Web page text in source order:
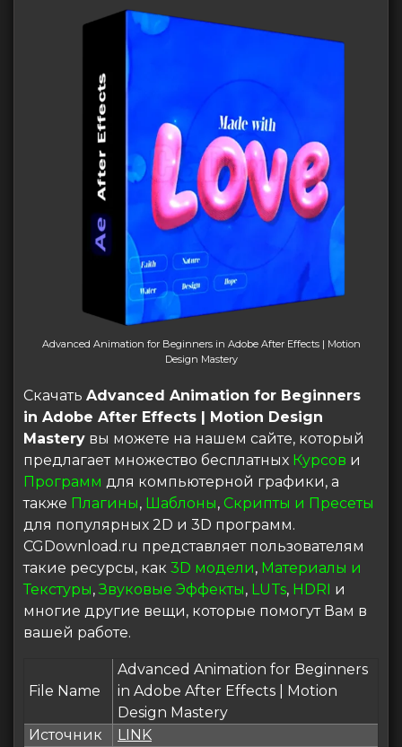
Advanced Animation for Beginners in Adobe After Effects | Motion
Design Mastery
Скачать Advanced Animation for Beginners
in Adobe After Effects | Motion Design
Mastery вы можете на нашем сайте, который
предлагает множество бесплатных Курсов и
Программ для компьютерной графики, а
также Плагины, Шаблоны, Скрипты и Пресеты
для популярных 2D и 3D программ.
CGDownload.ru представляет пользователям
такие ресурсы, как 3D модели, Материалы и
Текстуры,Звуковые Эффекты, LUTs, HDRI и
многие другие вещи, которые помогут Вам в
вашей работе.
File Name
Advanced Animation for Beginners
in Adobe After Effects | Motion
Design Mastery
Источник
LINK